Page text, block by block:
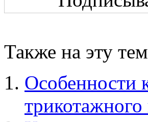
Также на эту
Особенности
трикотажного